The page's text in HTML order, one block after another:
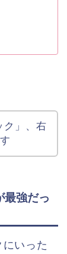
ク」、右
強だっ
いった